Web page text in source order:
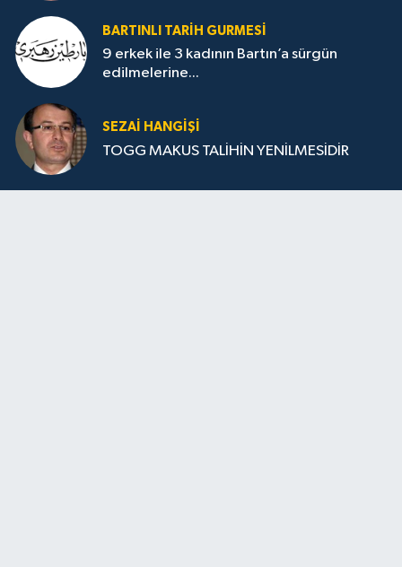
BARTINLI TARIH GURMESI
9 erkek ile 3 kadının Bartın’a sürgün
edilmelerine...
SEZAI HANGİŞİ
TOGG MAKUS TALİHİN YENİLMESİDİR